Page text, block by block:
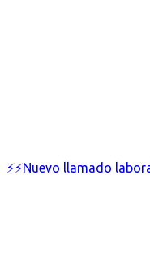
⚡⚡Nuevo llamado